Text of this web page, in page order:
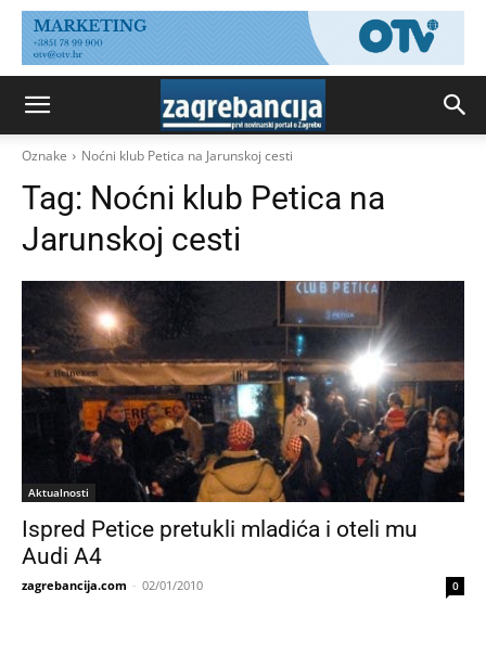
Oznake Noćni klub Petica na Jarunskoj cesti
Tag: Noćni klub Petica na
Jarunskoj cesti
Aktualnosti
Ispred Petice pretukli mladića i oteli mu
Audi A4
zagrebancija.com - 02/01/2010 0